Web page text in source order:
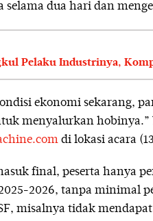
selama dua hari dan
Pelaku Industrinya,
ekonomi sekarang,
menyalurkan hobinya.”
di lokasi acara
final, peserta hanya
2026, tanpa minimal
misalnya tidak